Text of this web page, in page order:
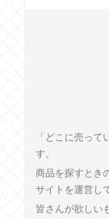
「どこに売っ
す。
商品を探すとき
サイトを運営し
皆さんが欲しい